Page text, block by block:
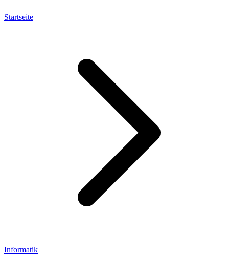
Startseite
Informatik